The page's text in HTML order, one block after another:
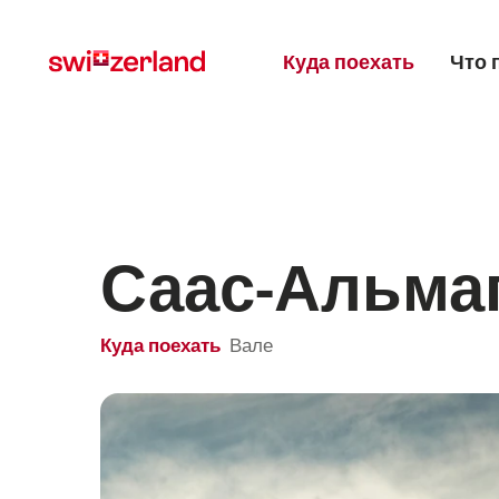
myswitzerland.com
Куда поехать Что
Саас-
Куда поехать Вале